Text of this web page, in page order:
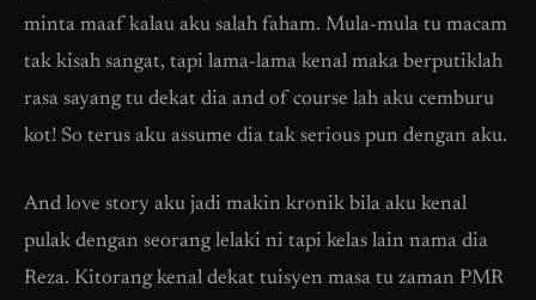
minta maaf kalau aku salah faham. Mula-mula tu macam
tak kisah sangat, tapi lama-lama kenal maka berputiklah
rasa sayang tu dekat dia and of course lah aku cemburu
kot! So terus aku assume dia tak serious pun dengan aku.
And love story aku jadi makin kronik bila aku kenal
pulak dengan seorang lelaki ni tapi kelas lain nama dia
Reza. Kitorang kenal dekat tuisyen masa tu zaman PMR